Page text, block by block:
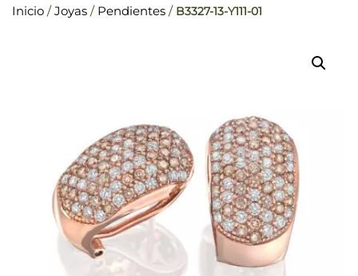
Inicio /Joyas / Pendientes / B3327-13-Y111-01